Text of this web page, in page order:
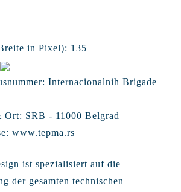
in Pixel): 135
Internacionalnih Brigade
Ort: SRB - 11000 Belgrad
www.tepma.rs
ist spezialisiert auf die
der gesamten technischen